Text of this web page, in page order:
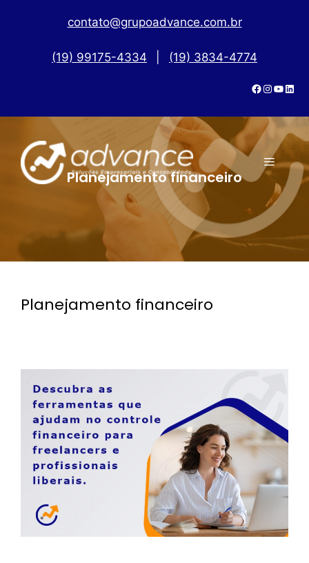
contato@grupoadvance.com.br
(19) 99175-4334 (19) 3834-4774
Planejamento financeiro
Planejamento financeiro